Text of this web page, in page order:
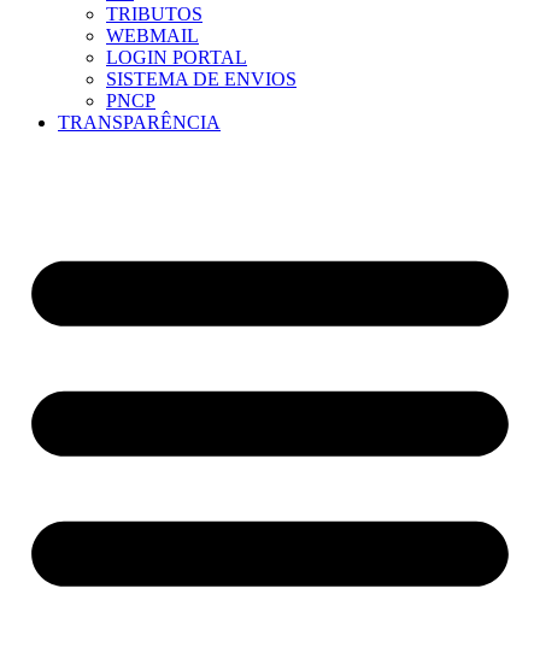
TRIBUTOS
WEBMAIL
LOGIN PORTAL
SISTEMA DE ENVIOS
PNCP
TRANSPARÊNCIA